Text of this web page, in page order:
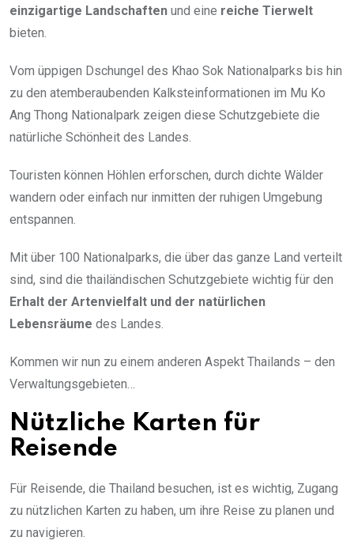
einzigartige Landschaften und eine reiche Tierwelt
bieten.
Vom üppigen Dschungel des Khao Sok Nationalparks bis hin
zu den atemberaubenden Kalksteinformationen im Mu Ko
Ang Thong Nationalpark zeigen diese Schutzgebiete die
natürliche Schönheit des Landes.
Touristen können Höhlen erforschen, durch dichte Wälder
wandern oder einfach nur inmitten der ruhigen Umgebung
entspannen.
Mit über 100 Nationalparks, die über das ganze Land verteilt
sind, sind die thailändischen Schutzgebiete wichtig für den
Erhalt der Artenvielfalt und der natürlichen
Lebensräume des Landes.
Kommen wir nun zu einem anderen Aspekt Thailands – den
Verwaltungsgebieten…
Nützliche Karten für
Reisende
Für Reisende, die Thailand besuchen, ist es wichtig, Zugang
zu nützlichen Karten zu haben, um ihre Reise zu planen und
zu navigieren.